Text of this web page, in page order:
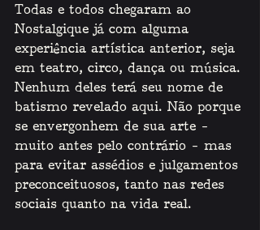
Todas e todos chegaram ao
Nostalgique já com alguma
experiência artística anterior, seja
em teatro, circo, dança ou música.
Nenhum deles terá seu nome de
batismo revelado aqui. Não porque
se envergonhem de sua arte –
muito antes pelo contrário – mas
para evitar assédios e julgamentos
preconceituosos, tanto nas redes
sociais quanto na vida real.